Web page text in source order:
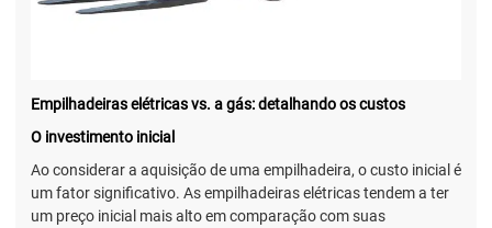
Empilhadeiras elétricas vs. a gás: detalhando os custos
O investimento inicial
Ao considerar a aquisição de uma empilhadeira, o custo inicial é
um fator significativo. As empilhadeiras elétricas tendem a ter
um preço inicial mais alto em comparação com suas